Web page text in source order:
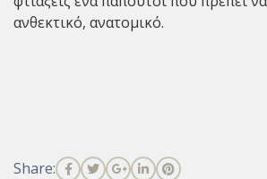
ανθεκτικό, ανατομικό.
Share: